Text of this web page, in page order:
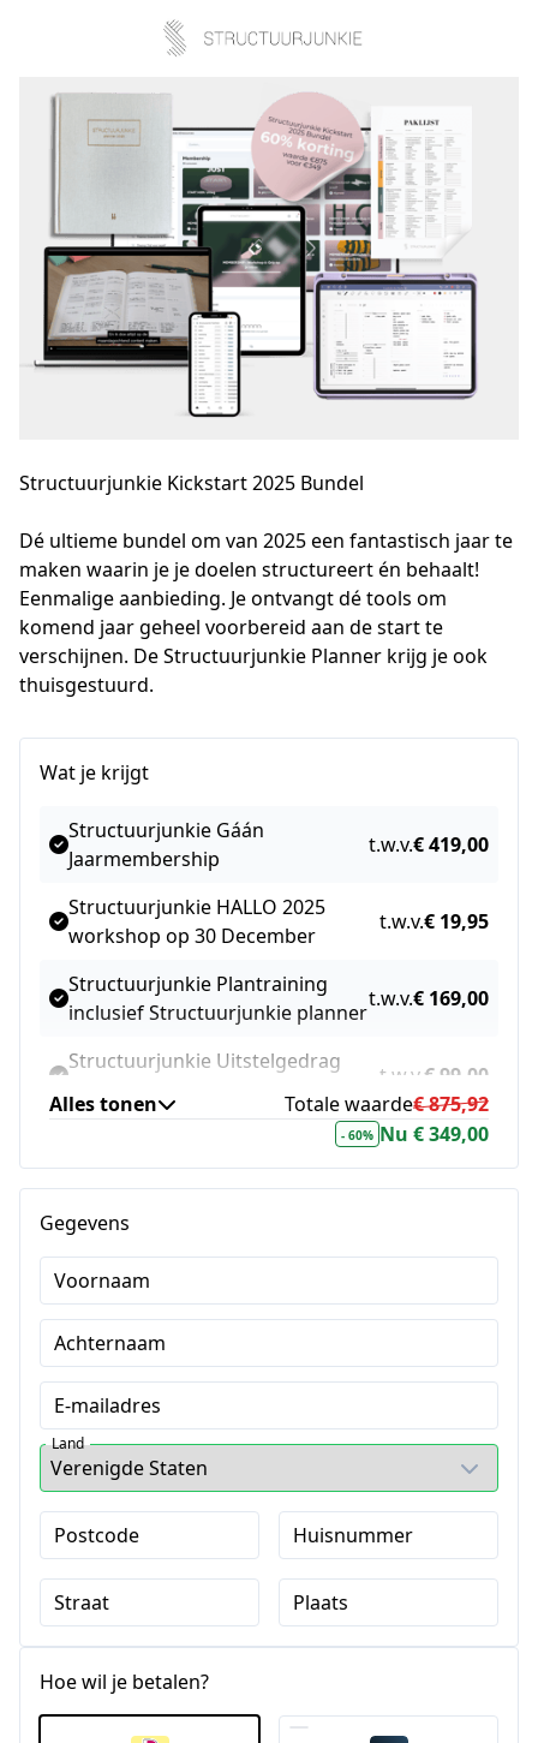
Structuurjunkie Kickstart 2025 Bundel
Dé ultieme bundel om van 2025 een fantastisch jaar te
maken waarin je je doelen structureert én behaalt!
Eenmalige aanbieding. Je ontvangt dé tools om
komend jaar geheel voorbereid aan de start te
verschijnen. De Structuurjunkie Planner krijg je ook
thuisgestuurd.
Wat je krijgt
Structuurjunkie Gáán
Jaarmembership
t.w.v.€ 419,00
Structuurjunkie HALLO 2025
workshop op 30 December
t.w.v.€ 19,95
Structuurjunkie Plantraining
inclusief Structuurjunkie planner
t.w.v.€ 169,00
Structuurjunkie Uitstelgedrag
training
t.w.v.€ 99,00
Structuurjunkie Nee is ook een
woord training
€ 99,00
Structuurjunkie Digitale Planner
Structuurjunkie TripCheck Notion
template
Exclusief! Structuurjunkie jaarplan
template in Notion
- 60% Nu € 349,00
Alles tonen Totale waarde€ 875,92
Gegevens
Voornaam
Achternaam
E-mailadres
Land
Postcode Huisnummer
Straat Plaats
Hoe wil je betalen?